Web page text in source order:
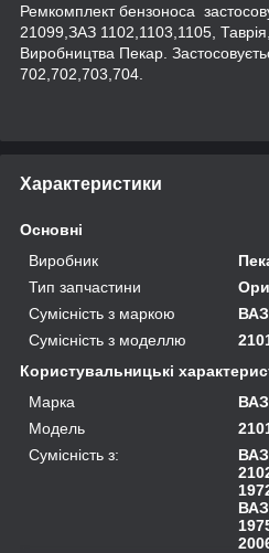
Ремкомплект бензоноса
21099,ЗАЗ 1102,1103,1105,
Виробництва Пекар.
702,702,703,704.
Характеристики
Основні
Виробник
Тип запчастини
Сумісність з маркою
ВАЗ
Сумісність з моделлю
Користувальницькі
Марка
ВАЗ
Модель
Сумісність з: